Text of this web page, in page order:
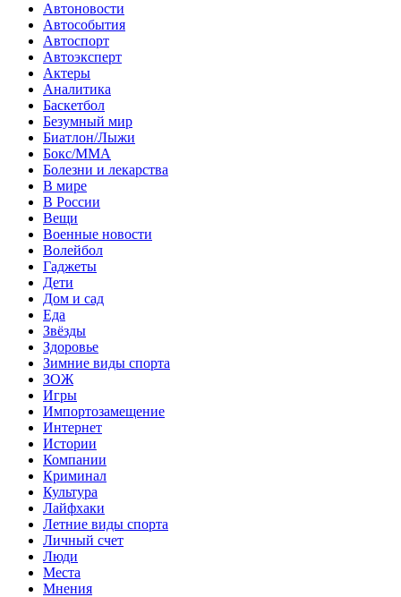
Автоновости
Автособытия
Автоспорт
Автоэксперт
Актеры
Аналитика
Баскетбол
Безумный мир
Биатлон/Лыжи
Бокс/MMA
Болезни и лекарства
В мире
В России
Вещи
Военные новости
Волейбол
Гаджеты
Дети
Дом и сад
Еда
Звёзды
Здоровье
Зимние виды спорта
ЗОЖ
Игры
Импортозамещение
Интернет
Истории
Компании
Криминал
Культура
Лайфхаки
Летние виды спорта
Личный счет
Люди
Места
Мнения